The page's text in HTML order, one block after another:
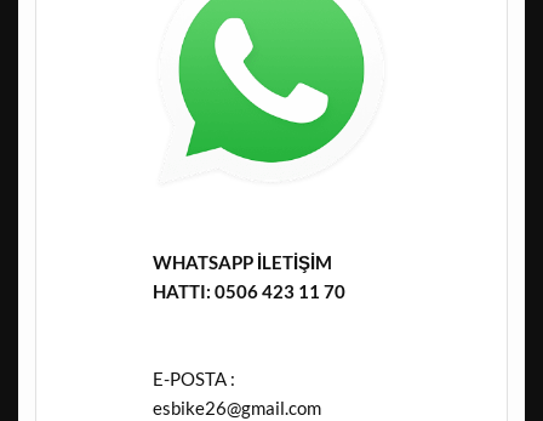
WHATSAPP İLETİŞİM
HATTI: 0506 423 11 70
E-POSTA :
esbike26@gmail.com